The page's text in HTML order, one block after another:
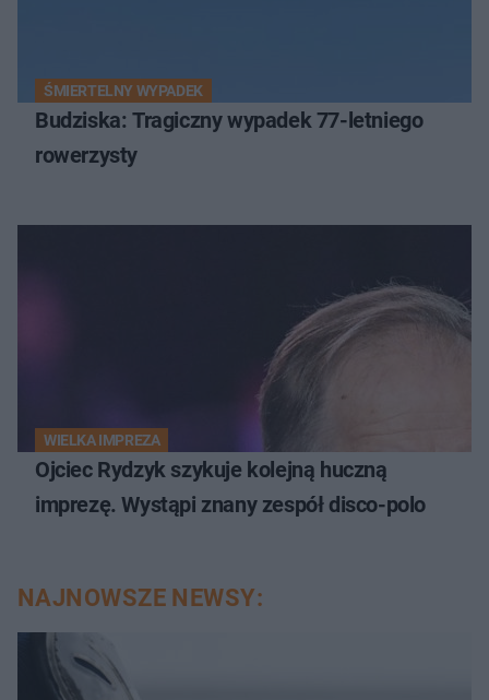
ŚMIERTELNY WYPADEK
Budziska: Tragiczny wypadek 77-letniego
rowerzysty
WIELKA IMPREZA
Ojciec Rydzyk szykuje kolejną huczną
imprezę. Wystąpi znany zespół disco-polo
NAJNOWSZE NEWSY: